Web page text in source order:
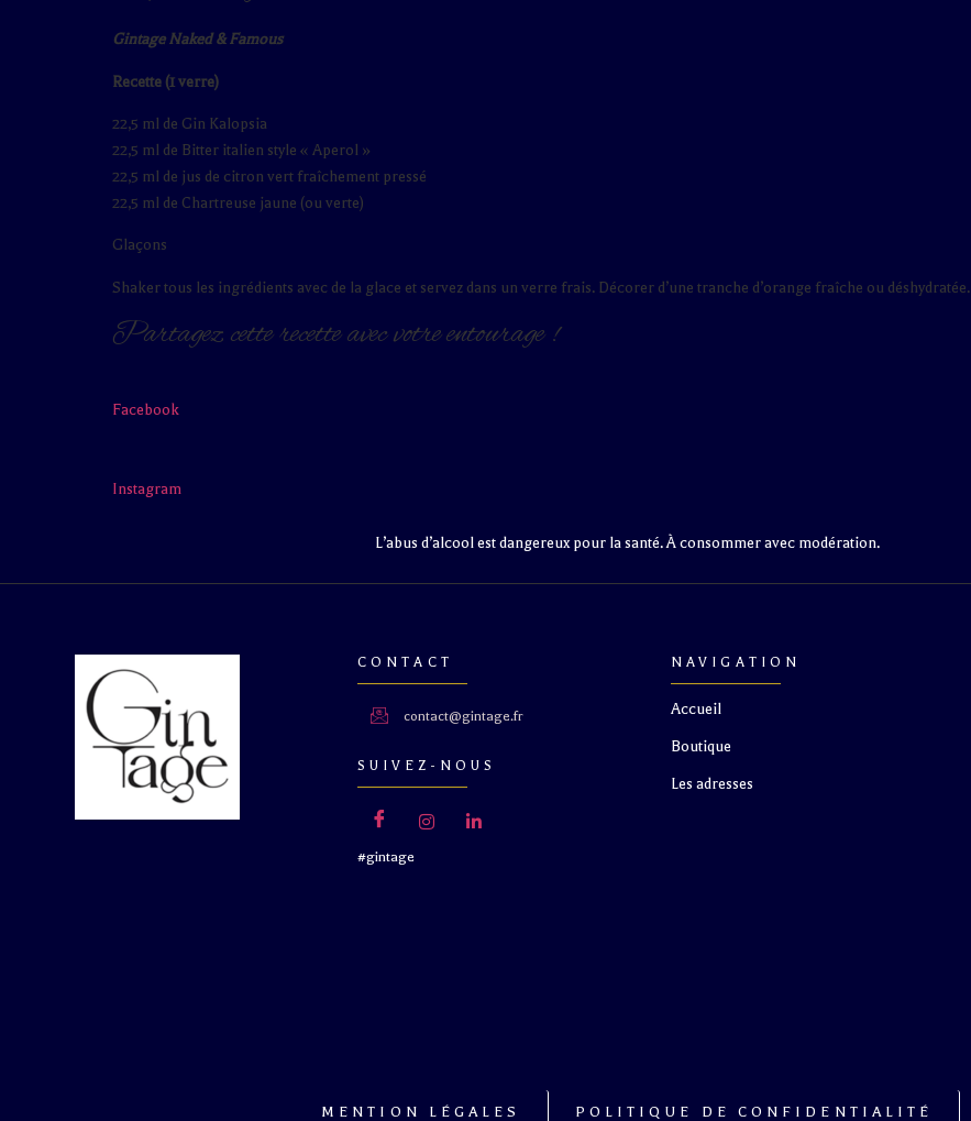
Gintage Naked & Famous
Recette (1 verre)
22,5 ml de Gin Kalopsia
22,5 ml de Bitter italien style « Aperol »
22,5 ml de jus de citron vert fraîchement pressé
22,5 ml de Chartreuse jaune (ou verte)
Glaçons
Shaker tous les ingrédients avec de la glace et servez dans un verre frais. Décorer d’une tranche d’orange fraîche ou déshydratée.
Partagez cette recette avec votre entourage !
Facebook
Instagram
L’abus d’alcool est dangereux pour la santé. À consommer avec modération.
CONTACT
contact@gintage.fr
SUIVEZ-NOUS
#gintage
NAVIGATION
Accueil
Boutique
Les adresses
MENTION LÉGALES POLITIQUE DE CONFIDENTIALITÉ